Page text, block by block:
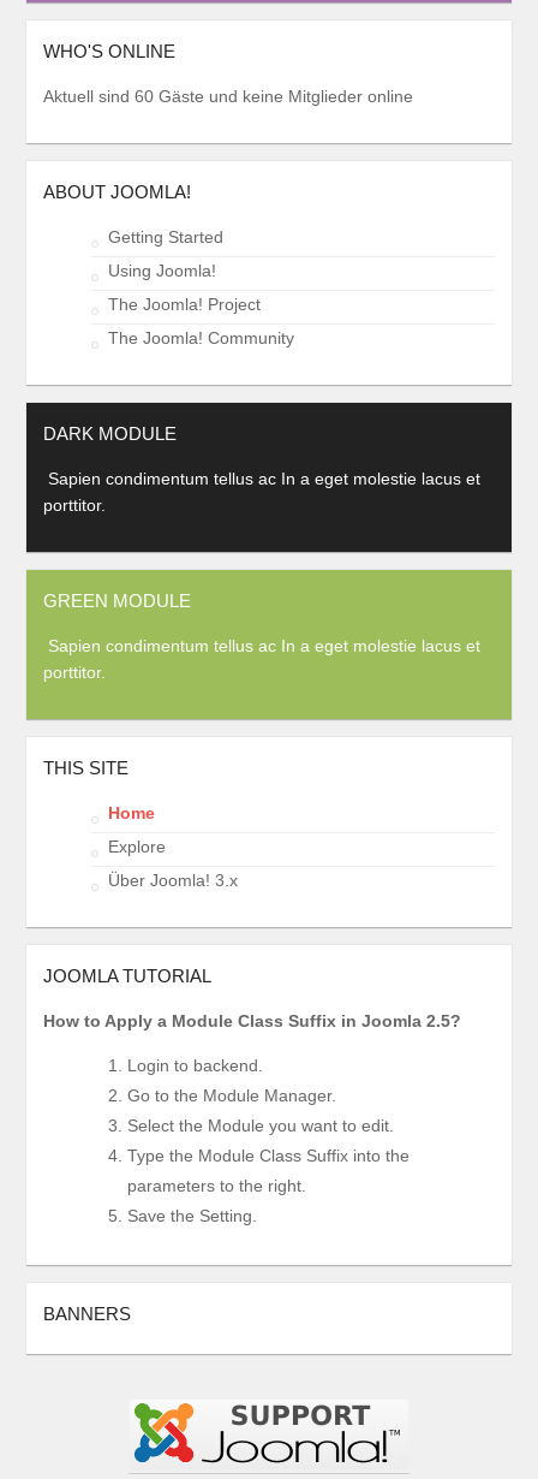
WHO'S ONLINE
Aktuell sind 60 Gäste und keine Mitglieder online
ABOUT JOOMLA!
Getting Started
Using Joomla!
The Joomla! Project
The Joomla! Community
DARK MODULE
Sapien condimentum tellus ac In a eget molestie lacus et
porttitor.
GREEN MODULE
Sapien condimentum tellus ac In a eget molestie lacus et
porttitor.
THIS SITE
Home
Explore
Über Joomla! 3.x
JOOMLA TUTORIAL
How to Apply a Module Class Suffix in Joomla 2.5?
Login to backend.
Go to the Module Manager.
Select the Module you want to edit.
Type the Module Class Suffix into the
parameters to the right.
Save the Setting.
BANNERS